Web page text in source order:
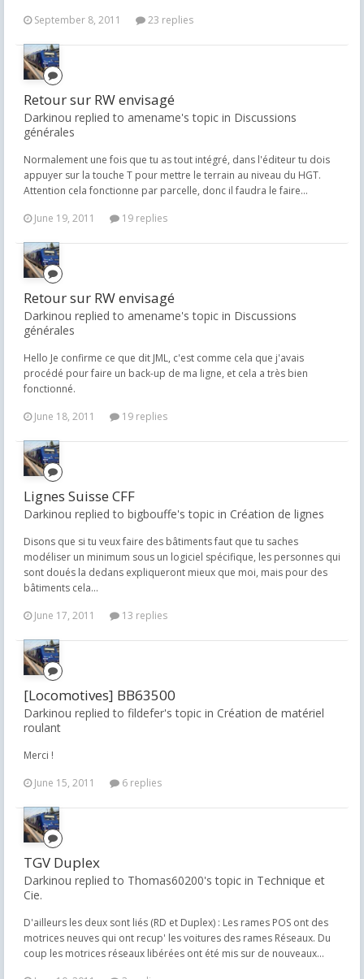
September 8, 2011
23 replies
Retour sur RW envisagé
Darkinou replied to amename's topic in Discussions
générales
Normalement une fois que tu as tout intégré, dans l'éditeur tu dois
appuyer sur la touche T pour mettre le terrain au niveau du HGT.
Attention cela fonctionne par parcelle, donc il faudra le faire...
June 19, 2011
19 replies
Retour sur RW envisagé
Darkinou replied to amename's topic in Discussions
générales
Hello Je confirme ce que dit JML, c'est comme cela que j'avais
procédé pour faire un back-up de ma ligne, et cela a très bien
fonctionné.
June 18, 2011
19 replies
Lignes Suisse CFF
Darkinou replied to bigbouffe's topic in Création de lignes
Disons que si tu veux faire des bâtiments faut que tu saches
modéliser un minimum sous un logiciel spécifique, les personnes qui
sont doués la dedans expliqueront mieux que moi, mais pour des
bâtiments cela...
June 17, 2011
13 replies
[Locomotives] BB63500
Darkinou replied to fildefer's topic in Création de matériel
roulant
Merci !
June 15, 2011
6 replies
TGV Duplex
Darkinou replied to Thomas60200's topic in Technique et
Cie.
D'ailleurs les deux sont liés (RD et Duplex) : Les rames POS ont des
motrices neuves qui ont recup' les voitures des rames Réseaux. Du
coup les motrices réseaux libérées ont été mis sur de nouveaux...